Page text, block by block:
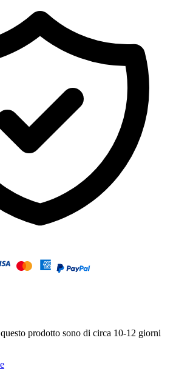
prodotto sono di circa 10-12 giorni